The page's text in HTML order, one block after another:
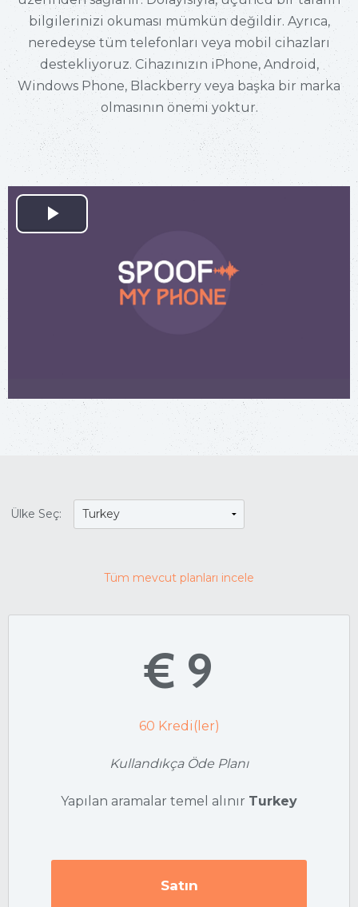
bilgilerinizi okuması mümkün değildir. Ayrıca,
neredeyse tüm telefonları veya mobil cihazları
destekliyoruz. Cihazınızın iPhone, Android,
Windows Phone, Blackberry veya başka bir marka
olmasının önemi yoktur.
Play
Ülke Seç:
Tüm mevcut planları incele
€ 9
60 Kredi(ler)
Kullandıkça Öde Planı
Yapılan aramalar temel alınır Turkey
Satın